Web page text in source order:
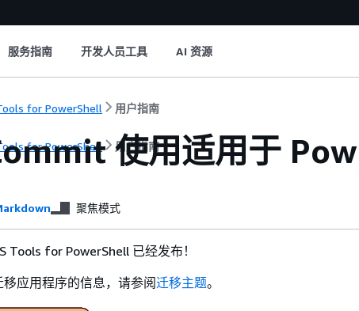
服务指南 开发人员工具 AI 资源
for PowerShell 用户指南
for PowerShell 用户指南
使用适用于
聚焦模式
Tools for PowerShell 已经发布！
应用程序的信息，请参阅迁移主题。